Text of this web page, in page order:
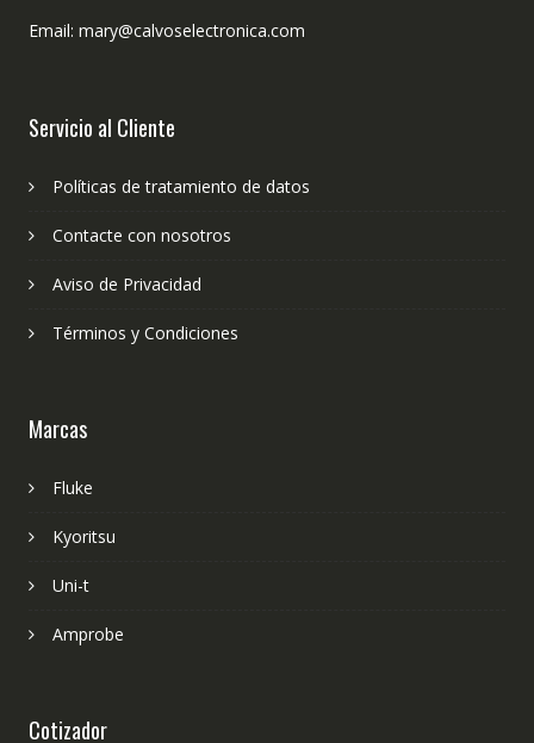
Email: mary@calvoselectronica.com
Servicio al Cliente
Políticas de tratamiento de datos
Contacte con nosotros
Aviso de Privacidad
Términos y Condiciones
Marcas
Fluke
Kyoritsu
Uni-t
Amprobe
Cotizador